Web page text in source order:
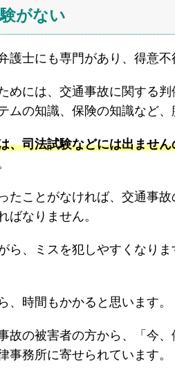
がない
護士にも専門があり、得意不
めには、交通事故に関する
ムの知識、保険の知識など、
、司法試験などには出ませ
たことがなければ、交通事
ばなりません。
ら、ミスを犯しやすくなり
、時間もかかると思います。
故の被害者の方から、「今
事務所に寄せられています。